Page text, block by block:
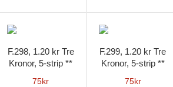
F.298, 1.20 kr Tre
Kronor, 5-strip **
75kr
F.299, 1.20 kr Tre
Kronor, 5-strip **
75kr